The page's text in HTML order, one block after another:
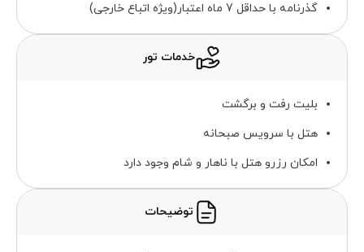
گذرنامه با حداقل 7 ماه اعتبار(ویژه اتباع خارجی)
خدمات تور
بلیت رفت و برگشت
هتل با سرویس صبحانه
امکان رزرو هتل با ناهار و شام وجود دارد
توضیحات